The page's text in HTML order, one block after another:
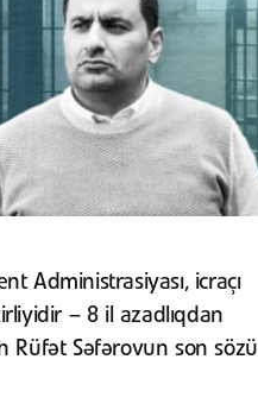
Administrasiyası, icraçı
– 8 il azadlıqdan
Rüfət Səfərovun son sözü